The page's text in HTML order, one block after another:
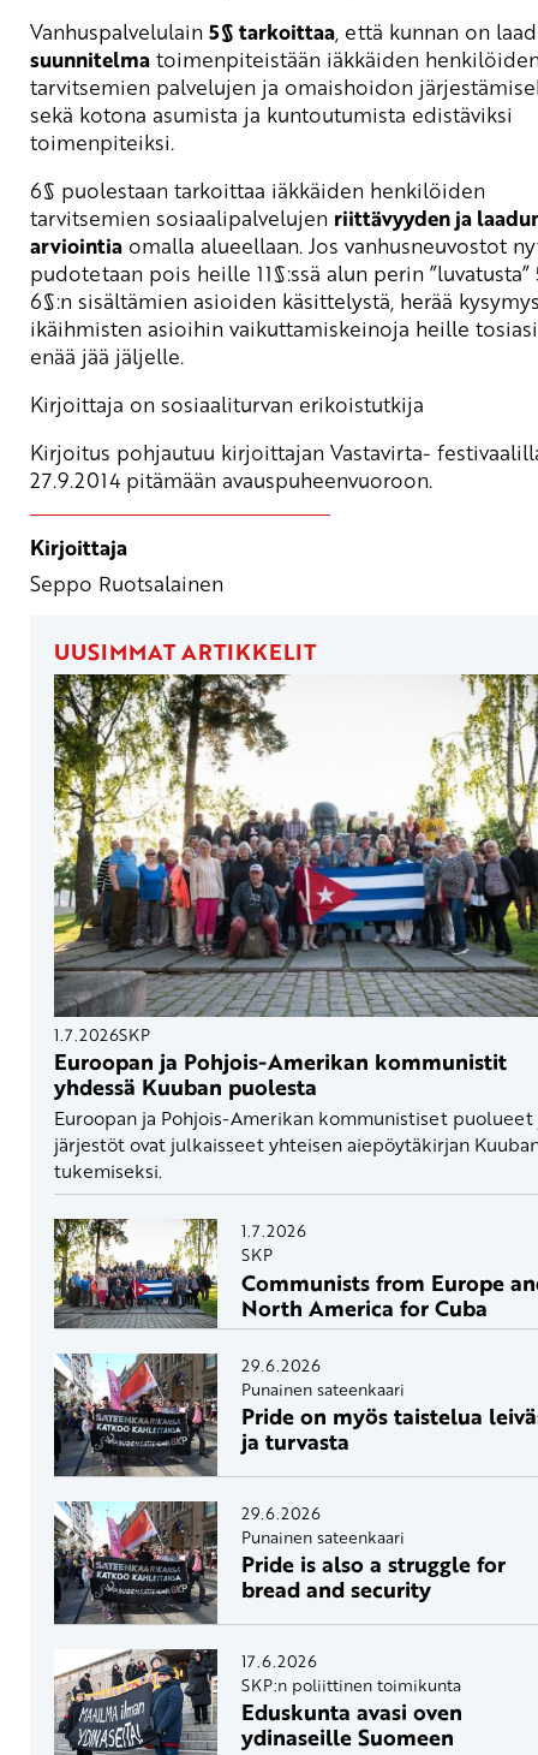
Vanhuspalvelulain 5§ tarkoittaa, että kunnan on
suunnitelma toimenpiteistään iäkkäiden
tarvitsemien palvelujen ja omaishoidon
sekä kotona asumista ja kuntoutumista edistäviksi
toimenpiteiksi.
6§ puolestaan tarkoittaa iäkkäiden henkilöiden
tarvitsemien sosiaalipalvelujen riittävyyden ja
arviointia omalla alueellaan. Jos vanhusneuvostot
pudotetaan pois heille 11§:ssä alun perin ”luvatusta”
6§:n sisältämien asioiden käsittelystä, herää
ikäihmisten asioihin vaikuttamiskeinoja heille
enää jää jäljelle.
Kirjoittaja on sosiaaliturvan erikoistutkija
Kirjoitus pohjautuu kirjoittajan Vastavirta-
27.9.2014 pitämään avauspuheenvuoroon.
Kirjoittaja
Seppo Ruotsalainen
UUSIMMAT ARTIKKELIT
1.7.2026SKP
Euroopan ja Pohjois-Amerikan kommunistit
yhdessä Kuuban puolesta
Euroopan ja Pohjois-Amerikan kommunistiset puolueet
järjestöt ovat julkaisseet yhteisen aiepöytäkirjan
tukemiseksi.
1.7.2026
SKP
Communists from Europe
North America for Cuba
29.6.2026
Punainen sateenkaari
Pride on myös taistelua
ja turvasta
29.6.2026
Punainen sateenkaari
Pride is also a struggle for
bread and security
17.6.2026
SKP:n poliittinen toimikunta
Eduskunta avasi oven
ydinaseille Suomeen